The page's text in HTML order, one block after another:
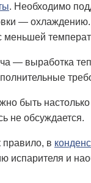
. Необходимо
—
— выработка
быть
не обсуждается.
правило, в
испарителя и